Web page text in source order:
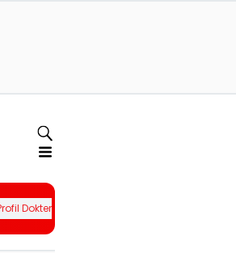
Dokter